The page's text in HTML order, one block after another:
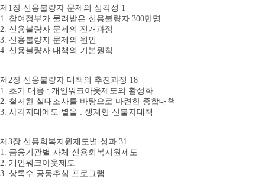
제1장 신용불량자 문제의 심각성 1
1. 참여정부가 물려받은 신용불량자 300만명
2. 신용불량자 문제의 전개과정
3. 신용불량자 문제의 원인
4. 신용불량자 대책의 기본원칙
제2장 신용불량자 대책의 추진과정 18
1. 초기 대응 : 개인워크아웃제도의 활성화
2. 철저한 실태조사를 바탕으로 마련한 종합대책
3. 사각지대에도 볕을 : 생계형 신불자대책
제3장 신용회복지원제도별 성과 31
1. 금융기관별 자체 신용회복지원제도
2. 개인워크아웃제도
3. 상록수 공동추심 프로그램